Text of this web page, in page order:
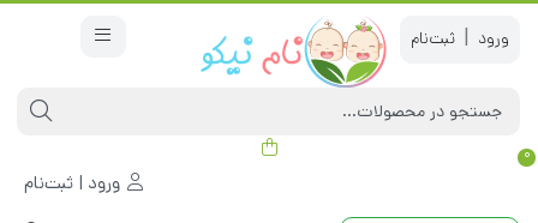
|
0
ورود | ثبت‌نام